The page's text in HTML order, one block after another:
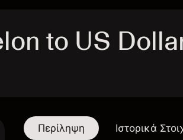
to US
Περίληψη Ιστορικά